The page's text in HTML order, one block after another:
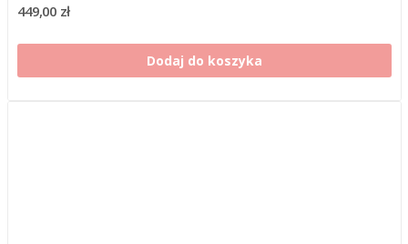
449,00 zł
Dodaj do koszyka